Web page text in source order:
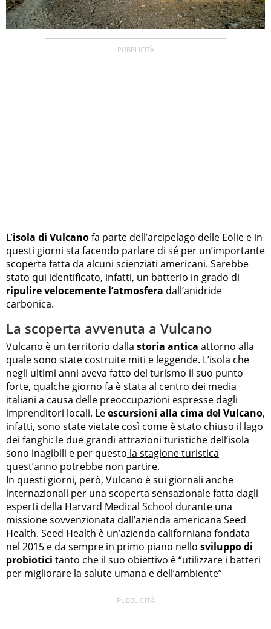
L’isola di Vulcanofa parte dell’arcipelago delle Eolie e in
questi giorni sta facendo parlare di sé per un’importante
scoperta fatta da alcuni scienziati americani. Sarebbe
stato qui identificato, infatti, un batterio in grado di
ripulire velocemente l’atmosfera dall’anidride
carbonica.
La scoperta avvenuta a Vulcano
Vulcano è un territorio dalla storia antica attorno alla
quale sono state costruite miti e leggende. L’isola che
negli ultimi anni aveva fatto del turismo il suo punto
forte, qualche giorno fa è stata al centro dei media
italiani a causa delle preoccupazioni espresse dagli
imprenditori locali. Leescursioni alla cima del Vulcano,
infatti, sono state vietate così come è stato chiuso il lago
dei fanghi: le due grandi attrazioni turistiche dell’isola
sono inagibili e per questo la stagione turistica
quest’anno potrebbe non partire.
In questi giorni, però, Vulcano è sui giornali anche
internazionali per una scoperta sensazionale fatta dagli
esperti della Harvard Medical School durante una
missione sovvenzionata dall’azienda americana Seed
Health. Seed Health è un’azienda californiana fondata
nel 2015 e da sempre in primo piano nello sviluppo di
probiotici tanto che il suo obiettivo è “utilizzare i batteri
per migliorare la salute umana e dell’ambiente”